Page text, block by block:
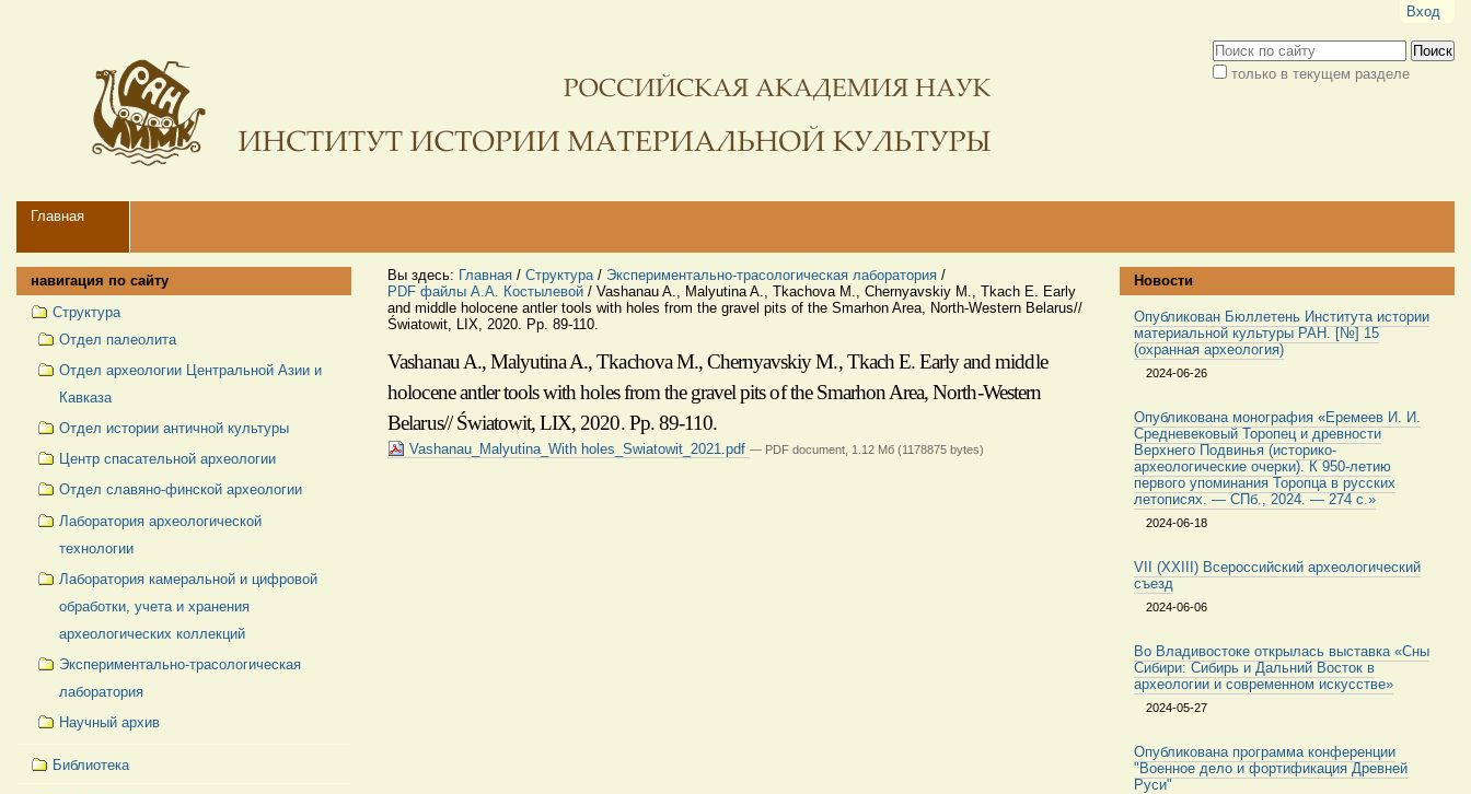
навигации
Вход
Поиск
только в текущем разделе
Navigation
Главная
Вы здесь: Главная /Структура / Экспериментально-трасологическая лаборатория /
PDF файлы А.А. Костылевой /Vashanau A., Malyutina A., Tkachova M., Chernyavskiy M., Tkach E. Early
and middle holocene antler tools with holes from the gravel pits of the Smarhon Area, North-Western Belarus//
Światowit, LIX, 2020. Pp. 89-110.
Vashanau A., Malyutina A., Tkachova M., Chernyavskiy M., Tkach E. Early and middle
holocene antler tools with holes from the gravel pits of the Smarhon Area, North-Western
Belarus// Światowit, LIX, 2020. Pp. 89-110.
Vashanau_Malyutina_With holes_Swiatowit_2021.pdf— PDF document, 1.12 Мб (1178875 bytes)
навигация по сайту
Структура
Отдел палеолита
Отдел археологии Центральной Азии и
Кавказа
Отдел истории античной культуры
Центр спасательной археологии
Отдел славяно-финской археологии
Лаборатория археологической
технологии
Лаборатория камеральной и цифровой
обработки, учета и хранения
археологических коллекций
Экспериментально-трасологическая
лаборатория
Научный архив
Библиотека
Новости
Опубликован Бюллетень Института истории
материальной культуры РАН. [№] 15
(охранная археология)
2024-06-26
Опубликована монография «Еремеев И. И.
Средневековый Торопец и древности
Верхнего Подвинья (историко-
археологические очерки). К 950-летию
первого упоминания Торопца в русских
летописях. — СПб., 2024. — 274 с.»
2024-06-18
VII (XXIII) Всероссийский археологический
съезд
2024-06-06
Во Владивостоке открылась выставка «Сны
Сибири: Сибирь и Дальний Восток в
археологии и современном искусстве»
2024-05-27
Опубликована программа конференции
"Военное дело и фортификация Древней
Руси"